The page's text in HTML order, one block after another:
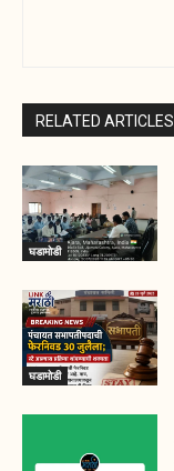
RELATED ARTICLES
घडामोडी
घडामोडी